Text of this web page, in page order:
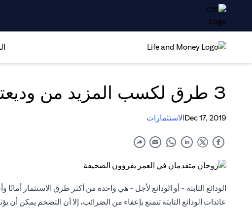
3 طرق لكسب المزيد من وديعتك الثابتة
Dec 17, 2019الاستثمارات
الودائع الثابتة - أو الودائع لأجل - هي واحدة من أكثر طرق الاستثمار
عائدات الودائع الثابتة تتمتع بإعفاء من الضرائب، إلا أن التضخم يمكن أن